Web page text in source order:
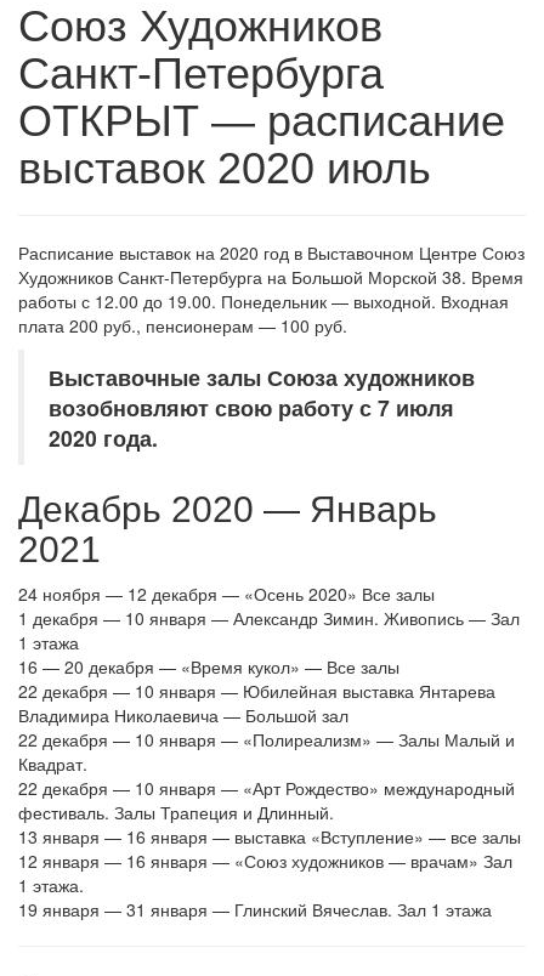
Союз Художников
Санкт-Петербурга
ОТКРЫТ — расписание
выставок 2020 июль
Расписание выставок на 2020 год в Выставочном Центре Союз
Художников Санкт-Петербурга на Большой Морской 38. Время
работы с 12.00 до 19.00. Понедельник — выходной. Входная
плата 200 руб., пенсионерам — 100 руб.
Выставочные залы Союза художников
возобновляют свою работу с 7 июля
2020 года.
Декабрь 2020 — Январь
2021
24 ноября — 12 декабря — «Осень 2020» Все залы
1 декабря — 10 января — Александр Зимин. Живопись — Зал
1 этажа
16 — 20 декабря — «Время кукол» — Все залы
22 декабря — 10 января — Юбилейная выставка Янтарева
Владимира Николаевича — Большой зал
22 декабря — 10 января — «Полиреализм» — Залы Малый и
Квадрат.
22 декабря — 10 января — «Арт Рождество» международный
фестиваль. Залы Трапеция и Длинный.
13 января — 16 января — выставка «Вступление» — все залы
12 января — 16 января — «Союз художников — врачам» Зал
1 этажа.
19 января — 31 января — Глинский Вячеслав. Зал 1 этажа